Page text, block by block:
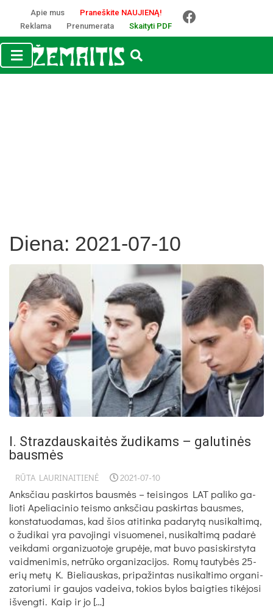
Apie mus
Praneškite NAUJIENĄ!
Reklama
Prenumerata Skaityti PDF
Diena: 2021-07-10
I. Strazdauskaitės žudikams – galutinės
bausmės
RŪTA LAURINAITIENĖ 2021-07-10
Anks­čiau pa­skir­tos bausmės – tei­sin­gos LAT pa­li­ko ga­
lio­ti Ape­lia­ci­nio teis­mo anks­čiau pa­skir­tas baus­mes,
kons­ta­tuo­da­mas, kad šios ati­tin­ka pa­da­rytą nu­si­kal­timą,
o žu­di­kai yra pa­vo­jin­gi vi­suo­me­nei, nu­si­kal­timą pa­darė
veik­da­mi or­ga­ni­zuo­to­je grupė­je, mat bu­vo pa­si­skirs­ty­ta
vaid­me­ni­mis, ne­trūko or­ga­ni­za­ci­jos. Romų tau­tybės 25-
erių metų K. Bie­liaus­kas, pri­pa­žin­tas nu­si­kal­ti­mo or­ga­ni­
za­to­riu­mi ir gau­jos va­dei­va, to­kios by­los baig­ties tikė­jo­si
iš­veng­ti. Kaip ir jo […]